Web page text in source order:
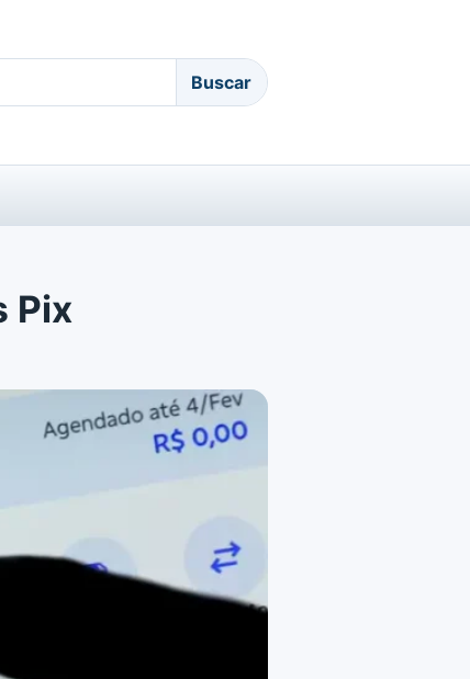
Buscar
Pix